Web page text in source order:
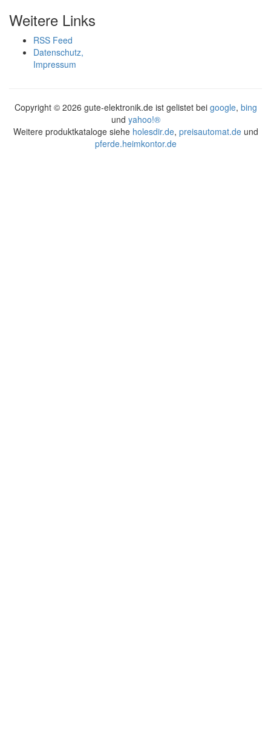
Weitere Links
RSS Feed
Datenschutz,
Impressum
Copyright © 2026 gute-elektronik.de ist gelistet bei google, bing
und yahoo!®
Weitere produktkataloge siehe holesdir.de, preisautomat.deund
pferde.heimkontor.de